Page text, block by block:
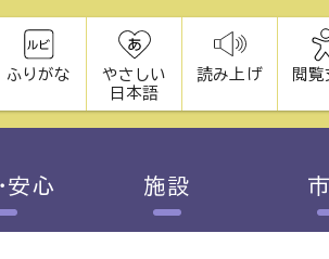
ふりがな
やさしい
日本語
読み上げ 閲覧
安心 施設